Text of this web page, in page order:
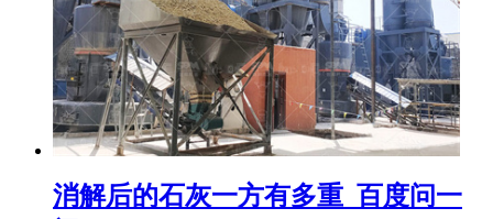
消解后的石灰一方有多重_百度问一